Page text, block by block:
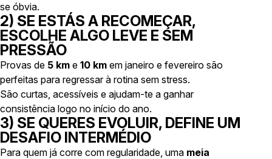
se óbvia.
2) SE ESTÁS A RECOMEÇAR,
ESCOLHE ALGO LEVE E SEM
PRESSÃO
Provas de 5 km e 10 km em janeiro e fevereiro são
perfeitas para regressar à rotina sem stress.
São curtas, acessíveis e ajudam-te a ganhar
consistência logo no início do ano.
3) SE QUERES EVOLUIR, DEFINE UM
DESAFIO INTERMÉDIO
Para quem já corre com regularidade, uma meia